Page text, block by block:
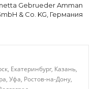
Gebrueder Amman
& Co. KG, Германия
Екатеринбург, Казань,
Уфа, Ростов-на-Дону,